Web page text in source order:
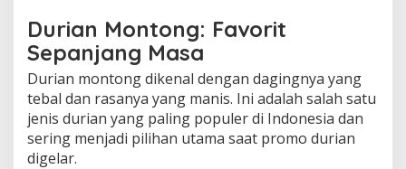
Durian Montong: Favorit
Sepanjang Masa
Durian montong dikenal dengan dagingnya yang
tebal dan rasanya yang manis. Ini adalah salah satu
jenis durian yang paling populer di Indonesia dan
sering menjadi pilihan utama saat promo durian
digelar.